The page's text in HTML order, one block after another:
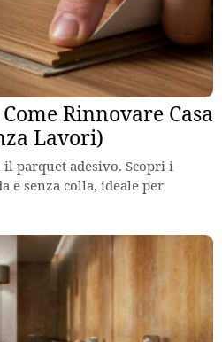
Rinnovare Casa
Lavori)
parquet adesivo. Scopri i
e senza colla, ideale per